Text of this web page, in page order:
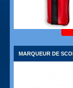
MARQUEUR DE